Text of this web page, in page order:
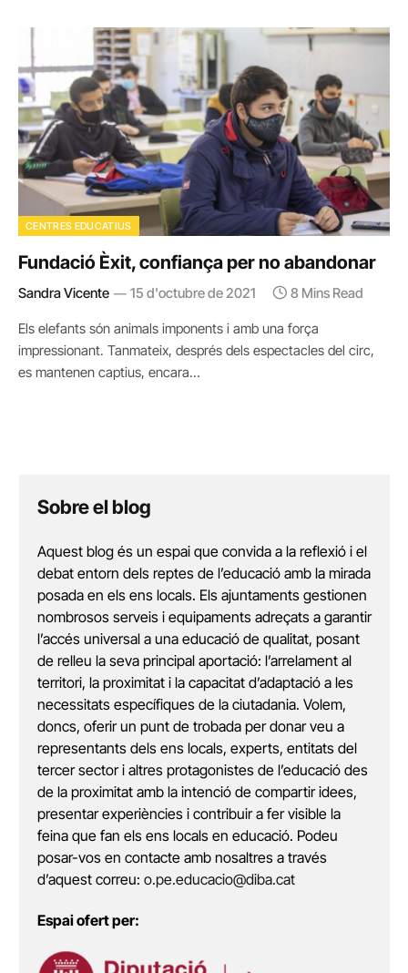
CENTRES EDUCATIUS
Fundació Èxit, confiança per no abandonar
Sandra Vicente 15 d'octubre de 2021 8 Mins Read
Els elefants són animals imponents i amb una força
impressionant. Tanmateix, després dels espectacles del circ,
es mantenen captius, encara…
Sobre el blog
Aquest blog és un espai que convida a la reflexió i el
debat entorn dels reptes de l’educació amb la mirada
posada en els ens locals. Els ajuntaments gestionen
nombrosos serveis i equipaments adreçats a garantir
l’accés universal a una educació de qualitat, posant
de relleu la seva principal aportació: l’arrelament al
territori, la proximitat i la capacitat d’adaptació a les
necessitats específiques de la ciutadania. Volem,
doncs, oferir un punt de trobada per donar veu a
representants dels ens locals, experts, entitats del
tercer sector i altres protagonistes de l’educació des
de la proximitat amb la intenció de compartir idees,
presentar experiències i contribuir a fer visible la
feina que fan els ens locals en educació. Podeu
posar-vos en contacte amb nosaltres a través
d’aquest correu: o.pe.educacio@diba.cat
Espai ofert per: